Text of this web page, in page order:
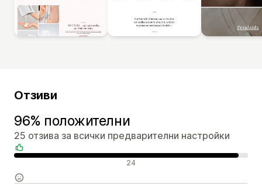
Отзиви
96% положителни
25 отзива за всички предварителни настройки
Положителни отзиви 24